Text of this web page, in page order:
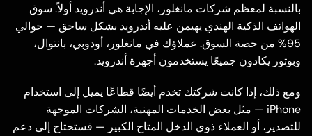
بالنسبة لمعظم شركات مانغلور، الإجابة هي أندرويد أولاً. سوق
الهواتف الذكية الهندي يهيمن عليه أندرويد بشكل ساحق — حوالي
95% من حصة السوق. عملاؤك في مانغلور، أودوبي، بانتوال،
وبوتور يكادون جميعًا يستخدمون أجهزة أندرويد.
ومع ذلك، إذا كانت شركتك تخدم أيضًا قطاعًا يميل إلى استخدام
iPhone — مثل بعض الخدمات المهنية، الشركات الموجهة
للتصدير، أو العملاء ذوي الدخل المتاح الكبير — فستحتاج إلى دعم